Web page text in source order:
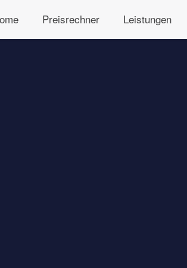
Preisrechner Leistungen